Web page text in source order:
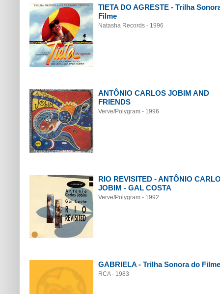
TIETA DO AGRESTE - Trilha
Filme
Natasha Records - 1996
ANTÔNIO CARLOS JOBIM AND
FRIENDS
Verve/Polygram - 1996
RIO REVISITED - ANTÔNIO
JOBIM - GAL COSTA
Verve/Polygram - 1992
GABRIELA - Trilha Sonora do Filme
RCA - 1983